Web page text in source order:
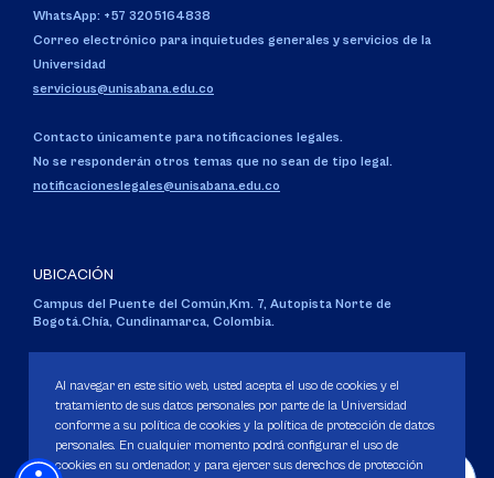
WhatsApp: +57 3205164838
Correo electrónico para inquietudes generales y servicios de la
Universidad
servicious@unisabana.edu.co
Contacto únicamente para notificaciones legales.
No se responderán otros temas que no sean de tipo legal.
notificacioneslegales@unisabana.edu.co
UBICACIÓN
Campus del Puente del Común,Km. 7, Autopista Norte de
Bogotá.Chía, Cundinamarca, Colombia.
Personería Jurídica:Resolución 130 del 14 de enero de 1980.
Ministerio de Educación Nacional.
Al navegar en este sitio web, usted acepta el uso de cookies y el
tratamiento de sus datos personales por parte de la Universidad
conforme a su política de cookies y la política de protección de datos
personales. En cualquier momento podrá configurar el uso de
cookies en su ordenador, y para ejercer sus derechos de protección